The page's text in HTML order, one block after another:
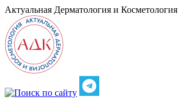
Актуальная Дерматология и Косметология